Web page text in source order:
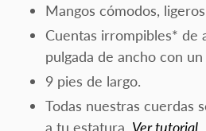
Mangos cómodos,
Cuentas irrompibles* de
pulgada de ancho con
9 pies de largo.
Todas nuestras cuerdas
a tu estatura. Ver tutorial.